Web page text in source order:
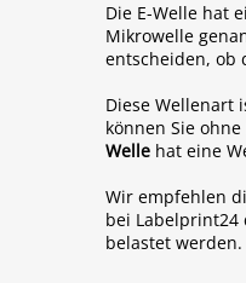
Die E-Welle hat
Mikrowelle
entscheiden, ob
Diese Wellenart
können Sie
Welle hat eine
Wir empfehlen
bei
belastet werden.